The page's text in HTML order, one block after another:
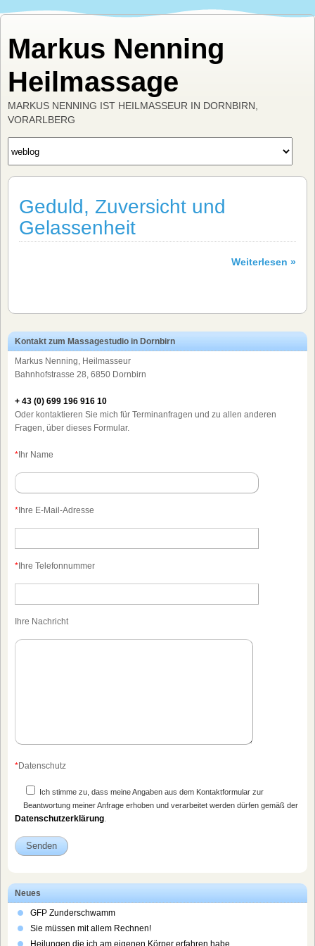
Markus Nenning
Heilmassage
MARKUS NENNING IST HEILMASSEUR IN DORNBIRN,
VORARLBERG
Geduld, Zuversicht und
Gelassenheit
Weiterlesen »
Kontakt zum Massagestudio in Dornbirn
Markus Nenning, Heilmasseur
Bahnhofstrasse 28, 6850 Dornbirn
+ 43 (0) 699 196 916 10
Oder kontaktieren Sie mich für Terminanfragen und zu allen anderen
Fragen, über dieses Formular.
*Ihr Name
*Ihre E-Mail-Adresse
*Ihre Telefonnummer
Ihre Nachricht
*Datenschutz
Ich stimme zu, dass meine Angaben aus dem Kontaktformular zur
Beantwortung meiner Anfrage erhoben und verarbeitet werden dürfen gemäß der
Datenschutzerklärung
Neues
GFP Zunderschwamm
Sie müssen mit allem Rechnen!
Heilungen die ich am eigenen Körper erfahren habe.